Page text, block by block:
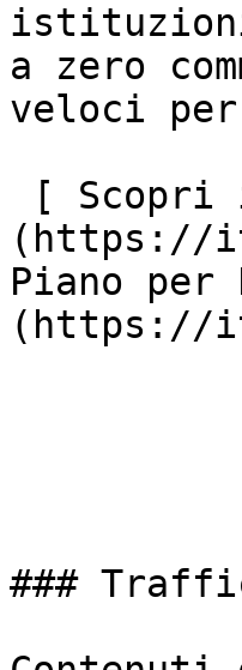
a zero
veloci per
(https://
Piano per
(https://
###